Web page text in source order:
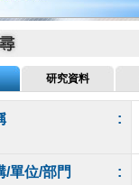
研究資料
:
/單位/部門 :